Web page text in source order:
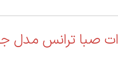
نما 10 وات صبا ترانس